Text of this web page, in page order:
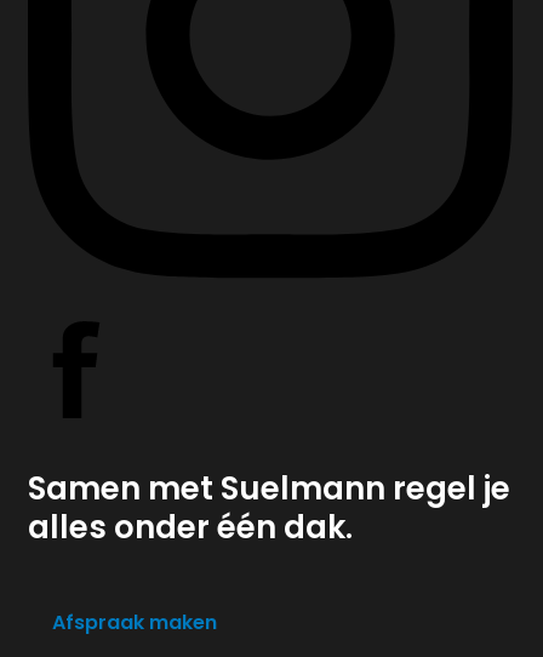
Samen met Suelmann regel je
alles onder één dak.
Afspraak maken